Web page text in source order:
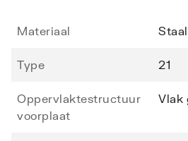
Materiaal Staal
Type 21
Oppervlaktestructuur
voorplaat
Vlak